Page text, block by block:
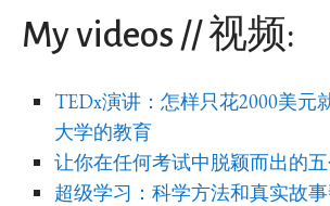
My videos // 视频:
TEDx演讲：怎样只花2000美元
大学的教育
让你在任何考试中脱颖而出的
超级学习：科学方法和真实故